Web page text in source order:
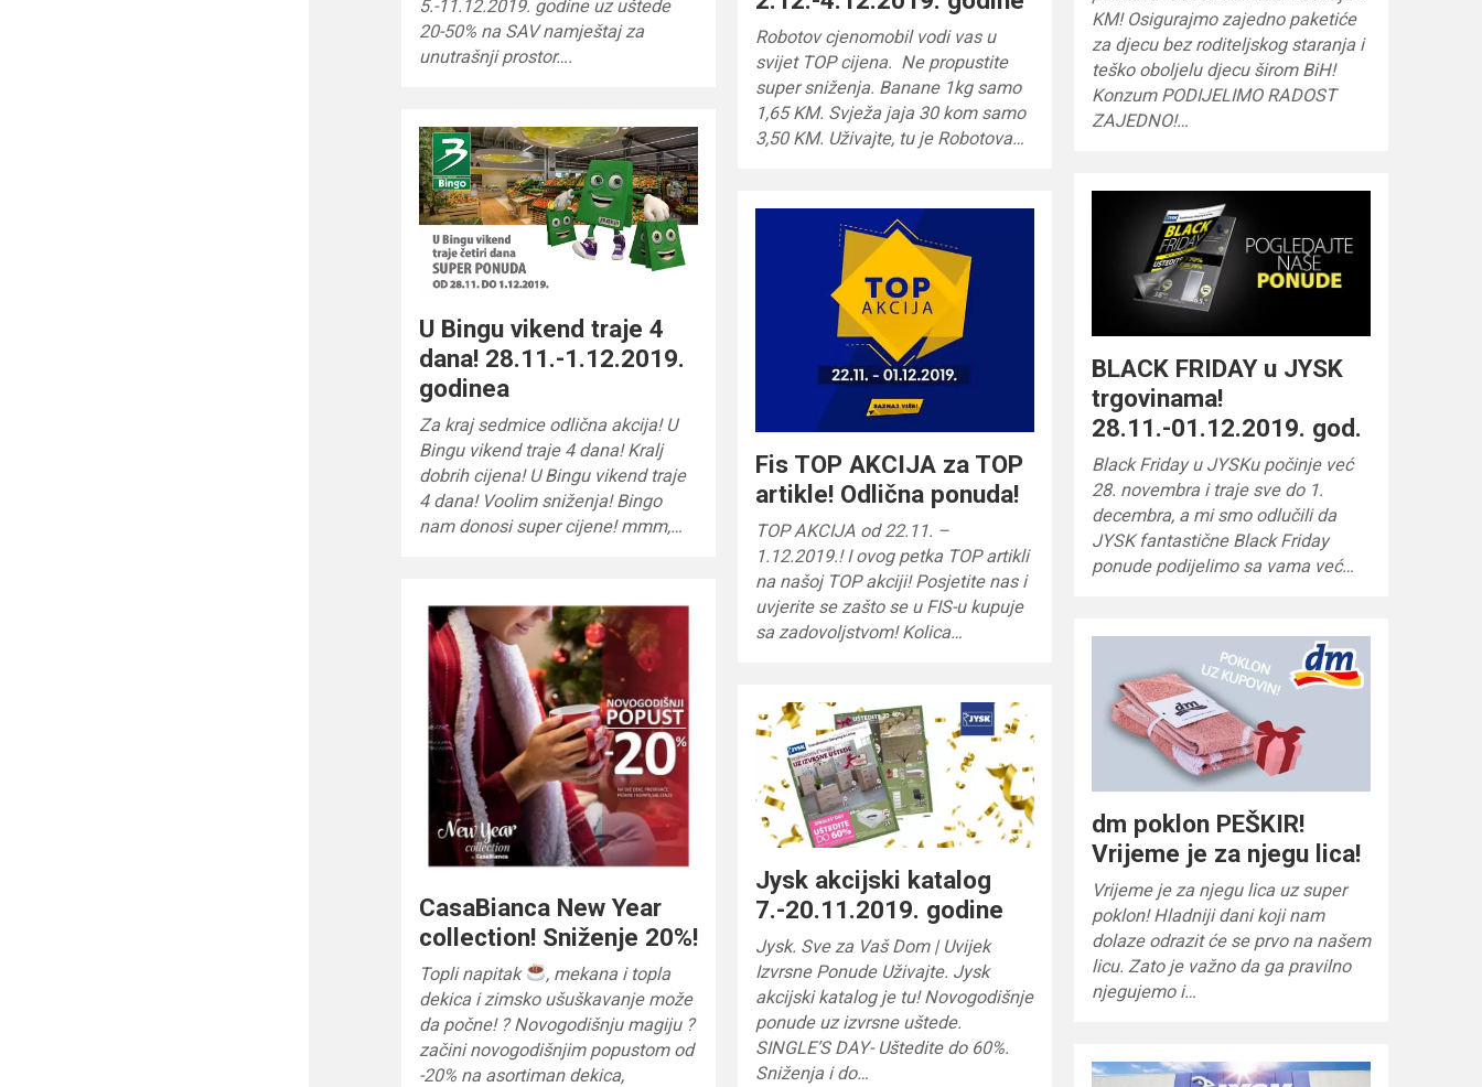
5.-11.12.2019. godine uz uštede
20-50% na SAV namještaj za
unutrašnji prostor….
KM! Osigurajmo zajedno paketiće
za djecu bez roditeljskog staranja i
teško oboljelu djecu širom BiH!
Konzum PODIJELIMO RADOST
ZAJEDNO!…
Robotov cjenomobil vodi vas u
svijet TOP cijena. Ne propustite
super sniženja. Banane 1kg samo
1,65 KM. Svježa jaja 30 kom samo
3,50 KM. Uživajte, tu je Robotova…
U Bingu vikend traje 4
dana! 28.11.-1.12.2019.
godinea
Za kraj sedmice odlična akcija! U
Bingu vikend traje 4 dana! Kralj
dobrih cijena! U Bingu vikend traje
4 dana! Voolim sniženja! Bingo
nam donosi super cijene! mmm,…
BLACK FRIDAY u JYSK
trgovinama!
28.11.-01.12.2019. god.
Black Friday u JYSKu počinje već
28. novembra i traje sve do 1.
decembra, a mi smo odlučili da
JYSK fantastične Black Friday
ponude podijelimo sa vama već…
Fis TOP AKCIJA za TOP
artikle! Odlična ponuda!
TOP AKCIJA od 22.11. –
1.12.2019.! I ovog petka TOP artikli
na našoj TOP akciji! Posjetite nas i
uvjerite se zašto se u FIS-u kupuje
sa zadovoljstvom! Kolica…
CasaBianca New Year
collection! Sniženje 20%!
Topli napitak
, mekana i topla
dekica i zimsko ušuškavanje može
da počne! ? Novogodišnju magiju ?
začini novogodišnjim popustom od
-20% na asortiman dekica,
dm poklon PEŠKIR!
Vrijeme je za njegu lica!
Vrijeme je za njegu lica uz super
poklon! Hladniji dani koji nam
dolaze odrazit će se prvo na našem
licu. Zato je važno da ga pravilno
njegujemo i…
Jysk akcijski katalog
7.-20.11.2019. godine
Jysk. Sve za Vaš Dom | Uvijek
Izvrsne Ponude‎ Uživajte. Jysk
akcijski katalog je tu! Novogodišnje
ponude uz izvrsne uštede.
SINGLE’S DAY- Uštedite do 60%.
Sniženja i do…